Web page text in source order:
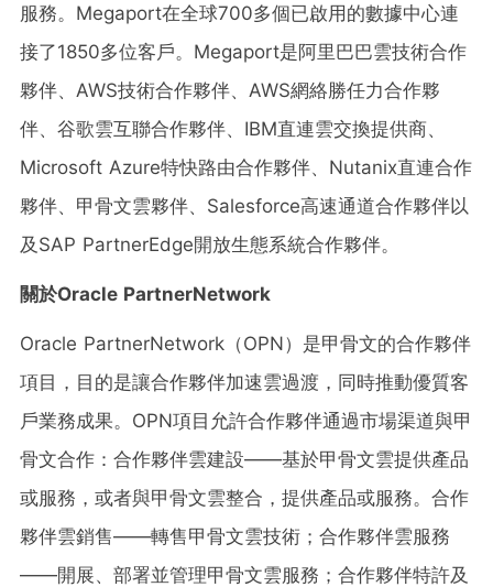
服務。Megaport在全球700多個已啟用的數據中心連
接了1850多位客戶。Megaport是阿里巴巴雲技術合作
夥伴、AWS技術合作夥伴、AWS網絡勝任力合作夥
伴、谷歌雲互聯合作夥伴、IBM直連雲交換提供商、
Microsoft Azure特快路由合作夥伴、Nutanix直連合作
夥伴、甲骨文雲夥伴、Salesforce高速通道合作夥伴以
及SAP PartnerEdge開放生態系統合作夥伴。
關於Oracle PartnerNetwork
Oracle PartnerNetwork（OPN）是甲骨文的合作夥伴
項目，目的是讓合作夥伴加速雲過渡，同時推動優質客
戶業務成果。OPN項目允許合作夥伴通過市場渠道與甲
骨文合作：合作夥伴雲建設——基於甲骨文雲提供產品
或服務，或者與甲骨文雲整合，提供產品或服務。合作
夥伴雲銷售——轉售甲骨文雲技術；合作夥伴雲服務
——開展、部署並管理甲骨文雲服務；合作夥伴特許及